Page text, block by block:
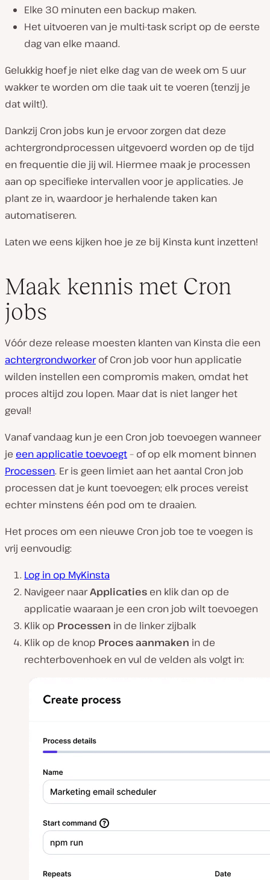
Elke 30 minuten een backup maken.
Het uitvoeren van je multi-task script op de eerste
dag van elke maand.
Gelukkig hoef je niet elke dag van de week om 5 uur
wakker te worden om die taak uit te voeren (tenzij je
dat wilt!).
Dankzij Cron jobs kun je ervoor zorgen dat deze
achtergrondprocessen uitgevoerd worden op de tijd
en frequentie die jij wil. Hiermee maak je processen
aan op specifieke intervallen voor je applicaties. Je
plant ze in, waardoor je herhalende taken kan
automatiseren.
Laten we eens kijken hoe je ze bij Kinsta kunt inzetten!
Maak kennis met Cron
jobs
Vóór deze release moesten klanten van Kinsta die een
achtergrondworkerof Cron job voor hun applicatie
wilden instellen een compromis maken, omdat het
proces altijd zou lopen. Maar dat is niet langer het
geval!
Vanaf vandaag kun je een Cron job toevoegen wanneer
je een applicatie toevoegt– of op elk moment binnen
Processen. Er is geen limiet aan het aantal Cron job
processen dat je kunt toevoegen; elk proces vereist
echter minstens één pod om te draaien.
Het proces om een nieuwe Cron job toe te voegen is
vrij eenvoudig:
Log in op MyKinsta
Navigeer naarApplicaties en klik dan op de
applicatie waaraan je een cron job wilt toevoegen
Klik op Processen in de linker zijbalk
Klik op de knop Proces aanmaken in de
rechterbovenhoek en vul de velden als volgt in: